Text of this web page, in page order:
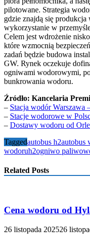
pilotowane. Strategia
gdzie znajdą się
wykorzystanie w
Celem jest wdrożenie
które wzmocnią
zadań będzie budowa
GW. Rynek oczekuje
ogniwami wodorowymi,
bunkrowania wodoru.
Źródło: Kancelaria
– Stacja wodór Warszawa
– Stacje wodorowe w
– Dostawy wodoru od
Taggedautobus h2autobus
wodoruh2ogniwo
Related Posts
Cena wodoru od
26 listopada 202526